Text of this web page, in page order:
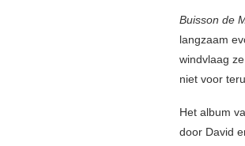
Buisson de
langzaam
windvlaag
niet voor
Het album
door David